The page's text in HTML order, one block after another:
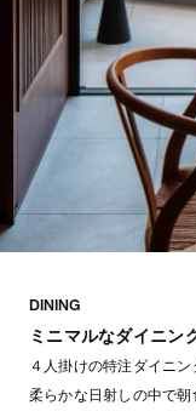
DINING
ミニマルなダイニン
４人掛けの特注ダイニ
柔らかな日射しの中で朝